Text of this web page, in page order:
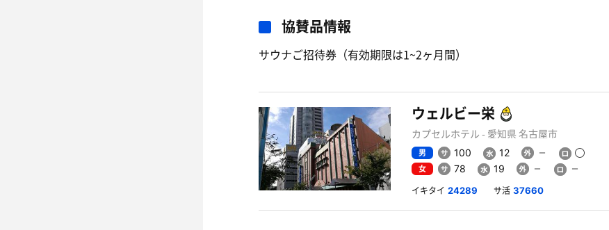
協賛品情報
サウナご招待券（有効期限は1~2ヶ月間）
ウェルビー栄
カプセルホテル - 愛知県 名古屋市
男 100
12
女
78 19
イキタイ 24289 サ活 37660